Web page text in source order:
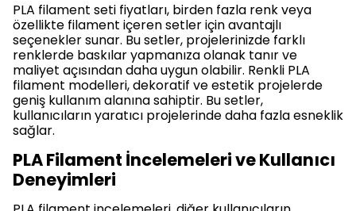
PLA filament seti fiyatları, birden fazla renk veya
özellikte filament içeren setler için avantajlı
seçenekler sunar. Bu setler, projelerinizde farklı
renklerde baskılar yapmanıza olanak tanır ve
maliyet açısından daha uygun olabilir. Renkli PLA
filament modelleri, dekoratif ve estetik projelerde
geniş kullanım alanına sahiptir. Bu setler,
kullanıcıların yaratıcı projelerinde daha fazla esneklik
sağlar.
PLA Filament İncelemeleri ve Kullanıcı
Deneyimleri